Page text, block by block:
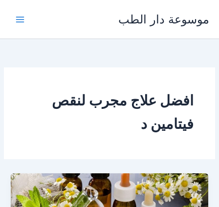
المحتوى
موسوعة دار الطب
افضل علاج مجرب لنقص
فيتامين د